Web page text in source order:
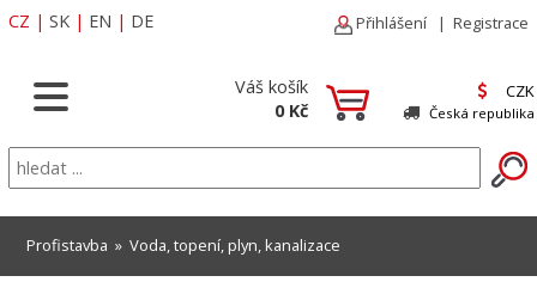
CZ | SK | EN | DE Přihlášení | Registrace
Váš košík
0 Kč
CZK
Česká republika
Profistavba » Voda, topení, plyn, kanalizace